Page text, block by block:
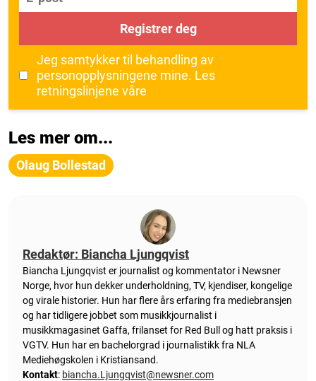
Registrer deg
Jeg samtykker til behandling av
personopplysningene mine. Les
retningslinjene våre
Les mer om...
Olaug Bollestad
Redaktør: Biancha Ljungqvist
Biancha Ljungqvist er journalist og kommentator i Newsner
Norge, hvor hun dekker underholdning, TV, kjendiser, kongelige
og virale historier. Hun har flere års erfaring fra mediebransjen
og har tidligere jobbet som musikkjournalist i
musikkmagasinet Gaffa, frilanset for Red Bull og hatt praksis i
VGTV. Hun har en bachelorgrad i journalistikk fra NLA
Mediehøgskolen i Kristiansand.
Kontakt: biancha.Ljungqvist@newsner.com